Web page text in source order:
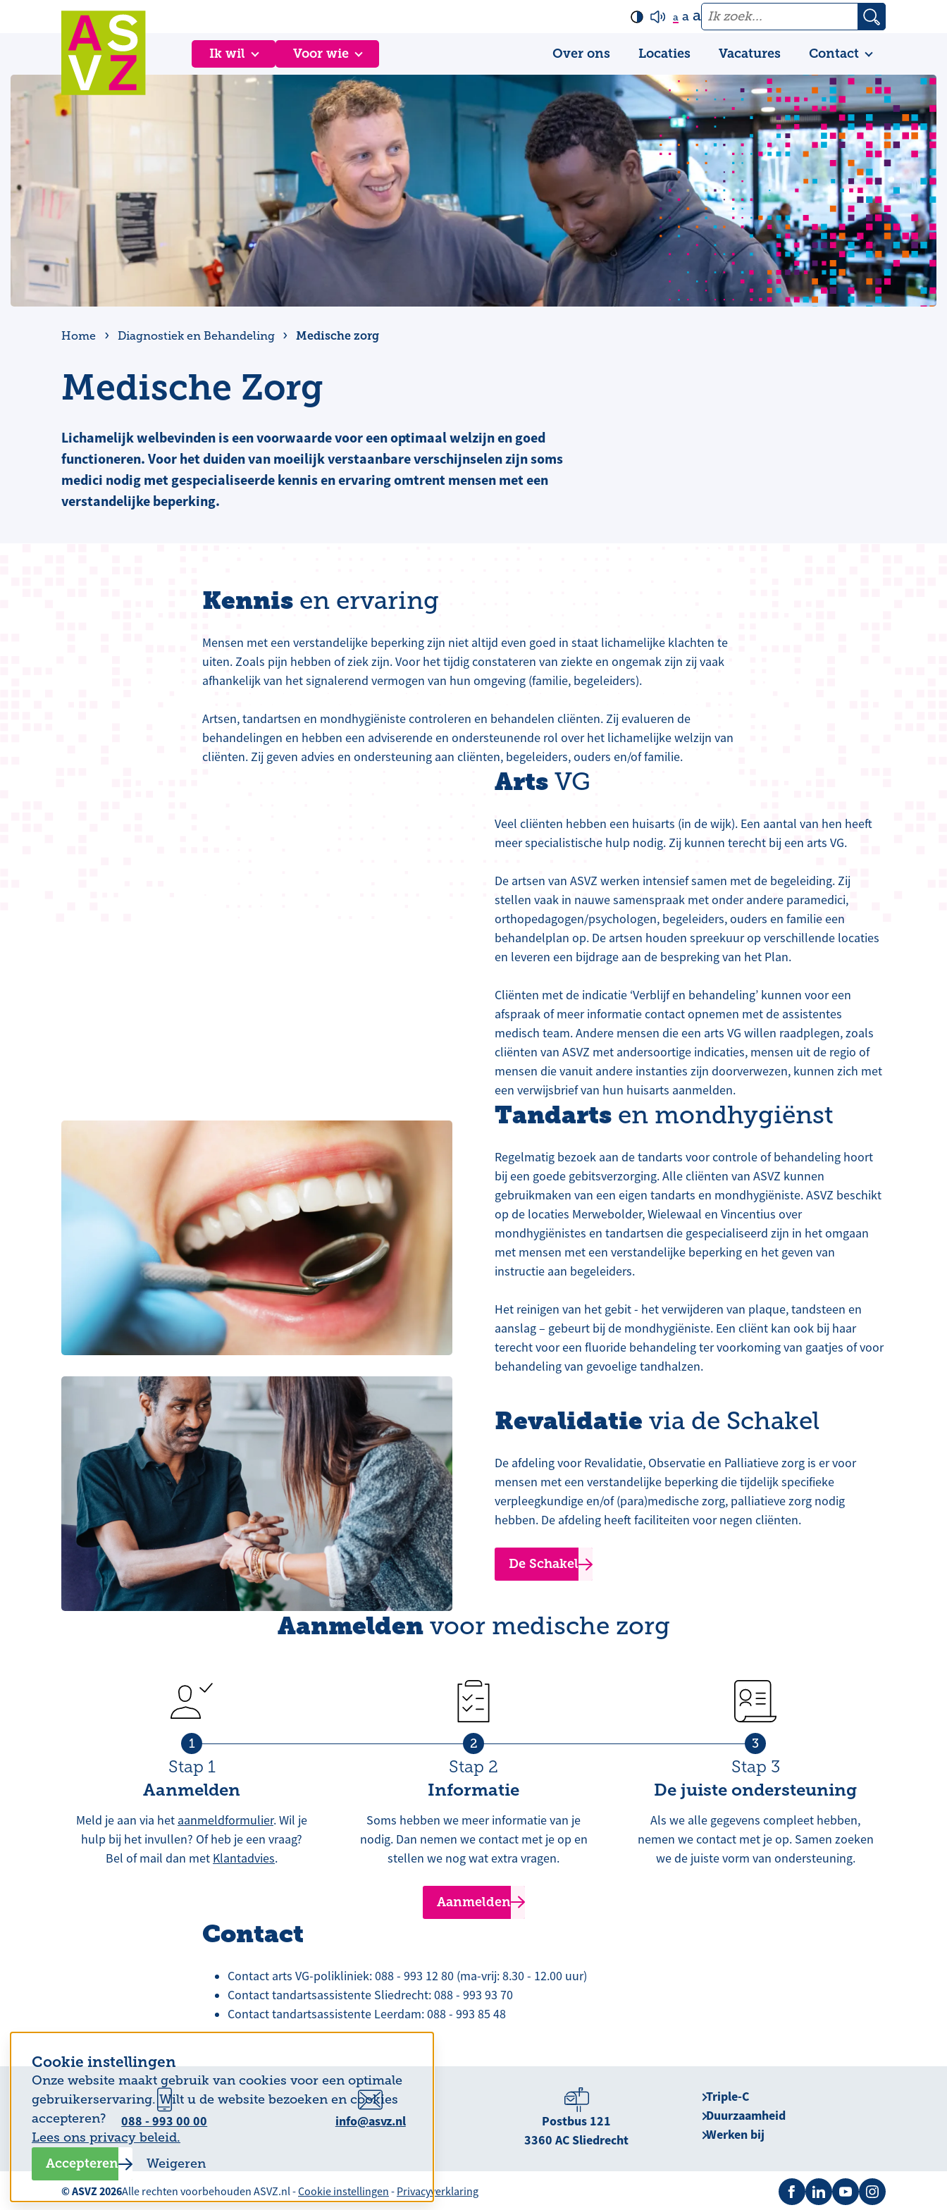
Cookie instellingen
Onze website maakt gebruik van cookies voor een optimale
gebruikerservaring. Wilt u de website bezoeken en cookies
accepteren?
Lees ons privacy beleid.
Accepteren
Weigeren
a a a
Ik wil Voor wie Over ons Locaties Vacatures Contact
Home Diagnostiek en Behandeling Medische zorg
Medische Zorg
Lichamelijk welbevinden is een voorwaarde voor een optimaal welzijn en goed
functioneren. Voor het duiden van moeilijk verstaanbare verschijnselen zijn soms
medici nodig met gespecialiseerde kennis en ervaring omtrent mensen met een
verstandelijke beperking.
Kennis en ervaring
Mensen met een verstandelijke beperking zijn niet altijd even goed in staat lichamelijke klachten te
uiten. Zoals pijn hebben of ziek zijn. Voor het tijdig constateren van ziekte en ongemak zijn zij vaak
afhankelijk van het signalerend vermogen van hun omgeving (familie, begeleiders).
Artsen, tandartsen en mondhygiëniste controleren en behandelen cliënten. Zij evalueren de
behandelingen en hebben een adviserende en ondersteunende rol over het lichamelijke welzijn van
cliënten. Zij geven advies en ondersteuning aan cliënten, begeleiders, ouders en/of familie.
Arts VG
Veel cliënten hebben een huisarts (in de wijk). Een aantal van hen heeft
meer specialistische hulp nodig. Zij kunnen terecht bij een arts VG.
De artsen van ASVZ werken intensief samen met de begeleiding. Zij
stellen vaak in nauwe samenspraak met onder andere paramedici,
orthopedagogen/psychologen, begeleiders, ouders en familie een
behandelplan op. De artsen houden spreekuur op verschillende locaties
en leveren een bijdrage aan de bespreking van het Plan.
Cliënten met de indicatie ‘Verblijf en behandeling’ kunnen voor een
afspraak of meer informatie contact opnemen met de assistentes
medisch team. Andere mensen die een arts VG willen raadplegen, zoals
cliënten van ASVZ met andersoortige indicaties, mensen uit de regio of
mensen die vanuit andere instanties zijn doorverwezen, kunnen zich met
een verwijsbrief van hun huisarts aanmelden.
Tandarts en mondhygiënst
Regelmatig bezoek aan de tandarts voor controle of behandeling hoort
bij een goede gebitsverzorging. Alle cliënten van ASVZ kunnen
gebruikmaken van een eigen tandarts en mondhygiëniste. ASVZ beschikt
op de locaties Merwebolder, Wielewaal en Vincentius over
mondhygiënistes en tandartsen die gespecialiseerd zijn in het omgaan
met mensen met een verstandelijke beperking en het geven van
instructie aan begeleiders.
Het reinigen van het gebit - het verwijderen van plaque, tandsteen en
aanslag – gebeurt bij de mondhygiëniste. Een cliënt kan ook bij haar
terecht voor een fluoride behandeling ter voorkoming van gaatjes of voor
behandeling van gevoelige tandhalzen.
Revalidatie via de Schakel
De afdeling voor Revalidatie, Observatie en Palliatieve zorg is er voor
mensen met een verstandelijke beperking die tijdelijk specifieke
verpleegkundige en/of (para)medische zorg, palliatieve zorg nodig
hebben. De afdeling heeft faciliteiten voor negen cliënten.
De Schakel
Aanmeldenvoor medische zorg
1
Stap 1
Aanmelden
Meld je aan via het aanmeldformulier. Wil je
hulp bij het invullen? Of heb je een vraag?
Bel of mail dan met Klantadvies.
2
Stap 2
Informatie
Soms hebben we meer informatie van je
nodig. Dan nemen we contact met je op en
stellen we nog wat extra vragen.
3
Stap 3
De juiste ondersteuning
Als we alle gegevens compleet hebben,
nemen we contact met je op. Samen zoeken
we de juiste vorm van ondersteuning.
Aanmelden
Contact
Contact arts VG-polikliniek: 088 - 993 12 80 (ma-vrij: 8.30 - 12.00 uur)
Contact tandartsassistente Sliedrecht: 088 - 993 93 70
Contact tandartsassistente Leerdam: 088 - 993 85 48
088 - 993 00 00 info@asvz.nl
Postbus 121
3360 AC Sliedrecht
Triple-C
Duurzaamheid
Werken bij
© ASVZ 2026Alle rechten voorbehouden ASVZ.nl -Cookie instellingen - Privacyverklaring